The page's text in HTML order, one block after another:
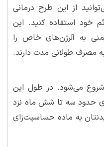
از این طرح درمانی
خود استفاده کنید. این
به آلرژن‌های خاص را
مصرف طولانی مدت دارند.
شروع می‌شود. در طول این
حدود سه تا شش ماه نزد
به ماده حساسیت‌زای